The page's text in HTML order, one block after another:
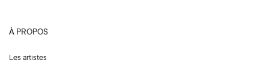
l
*
À PROPOS
Les artistes